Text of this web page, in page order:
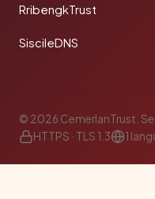
RribengkTrust
SiscileDNS
© 2026 CemerlanTrust.
HTTPS · TLS 1.3
1